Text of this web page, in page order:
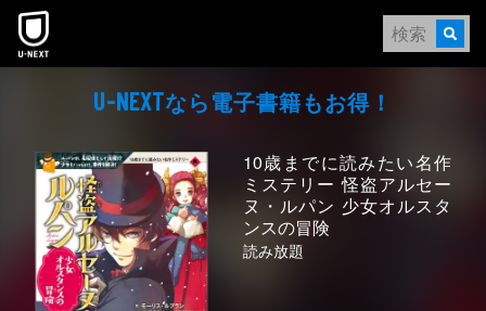
本文へスキップ
U-NEXTなら電⼦書籍もお得！
10歳までに読みたい名作
ミステリー 怪盗アルセー
ヌ・ルパン 少女オルスタ
ンスの冒険
読み放題